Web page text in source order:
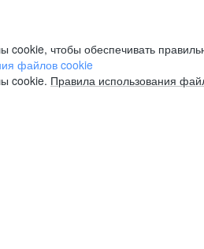
чтобы обеспечивать
файлов cookie
cookie. Правила использования